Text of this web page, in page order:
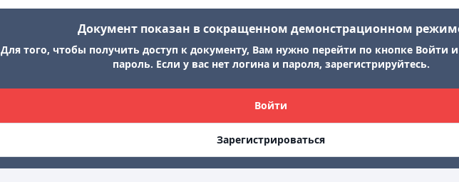
Документ показан в сокращенном демонстрационном
Для того, чтобы получить доступ к документу, Вам нужно перейти по кнопке Войти
пароль. Если у вас нет логина и пароля, зарегистрируйтесь.
Войти
Зарегистрироваться